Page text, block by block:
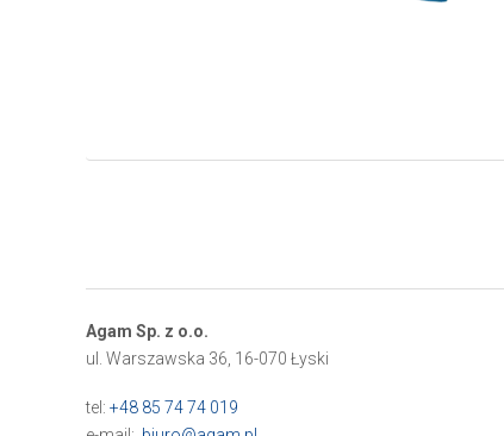
Agam Sp. z o.o.
ul. Warszawska 36, 16-070 Łyski
tel: +48 85 74 74 019